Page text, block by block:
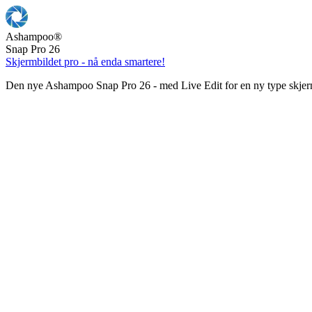
Ashampoo®
Snap Pro 26
Skjermbildet pro - nå enda smartere!
Den nye Ashampoo Snap Pro 26 - med Live Edit for en ny type